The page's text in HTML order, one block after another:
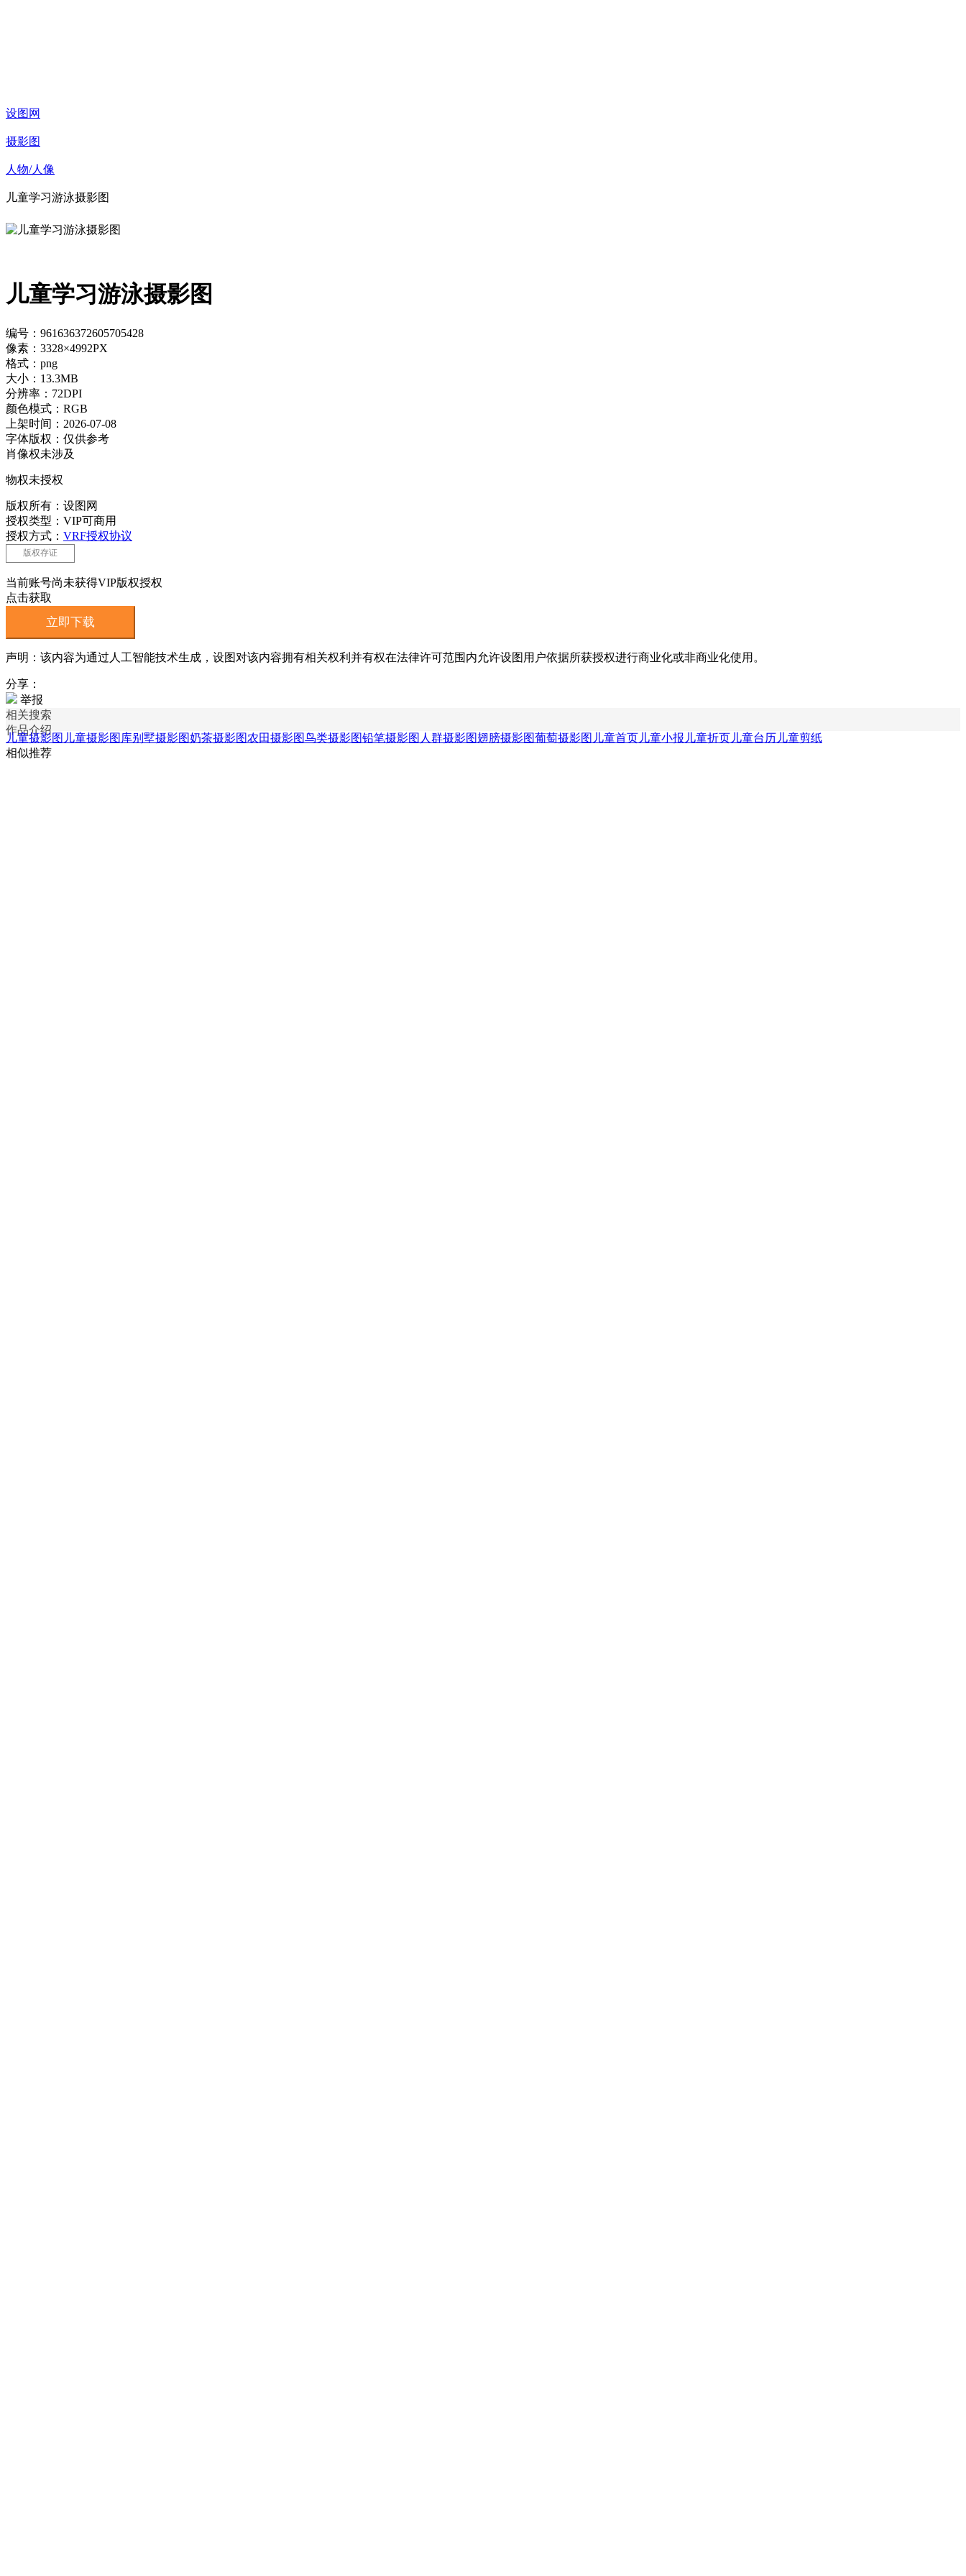
设图网
摄影图
人物/人像
儿童学习游泳摄影图
儿童学习游泳摄影图
编号：961636372605705428
像素：3328×4992PX
格式：png
大小：13.3MB
分辨率：72DPI
颜色模式：RGB
上架时间：2026-07-08
字体版权：仅供参考
肖像权未涉及
物权未授权
版权所有：设图网
授权类型：VIP可商用
授权方式： VRF授权协议
版权存证
当前账号尚未获得VIP版权授权
点击获取
立即下载
声明：该内容为通过人工智能技术生成，设图对该内容拥有相关权利并有权在法律许可范围内允许设图用户依据所获授权进行商业化或非商业化使用。
分享：
举报
相关搜索
作品介绍
儿童摄影图 儿童摄影图库别墅摄影图奶茶摄影图农田摄影图鸟类摄影图铅笔摄影图 人群摄影图翅膀摄影图葡萄摄影图 儿童首页 儿童小报 儿童折页 儿童台历 儿童剪纸
相似推荐